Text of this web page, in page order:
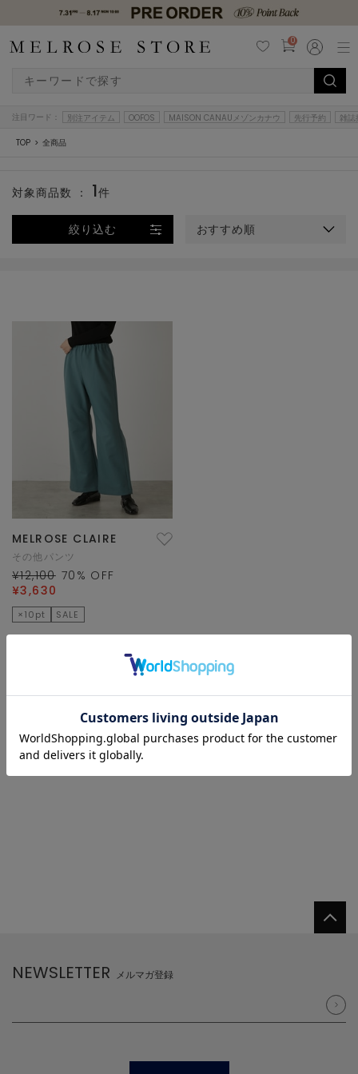
0
注目ワード： 別注アイテム OOFOS MAISON CANAUメゾンカナウ 先行予約 雑誌
TOP 全商品
絞り込む おすすめ順
対象商品数 ： 1件
MELROSE CLAIRE
その他パンツ
¥12,100 70 % OFF
¥3,630
×10pt SALE
1/1 ページ全1件
1
NEWSLETTER メルマガ登録